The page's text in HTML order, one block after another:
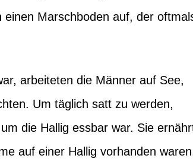
einen Marschboden auf, der
arbeiteten die Männer auf See,
Um täglich satt zu werden,
die Hallig essbar war. Sie
auf einer Hallig vorhanden